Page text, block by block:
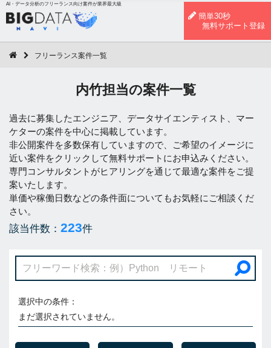
AI・データ分析のフリーランス向け案件が業界最大級
簡単30秒
無料サポート登録
フリーランス案件一覧
内竹担当の案件一覧
過去に募集したエンジニア、データサイエンティスト、マー
ケターの案件を中心に掲載しています。
非公開案件を多数保有していますので、ご希望のイメージに
近い案件をクリックして無料サポートにお申込みください。
専門コンサルタントがヒアリングを通じて最適な案件をご提
案いたします。
単価や稼働日数などの条件面についてもお気軽にご相談くだ
さい。
該当件数： 223件
選択中の条件：
まだ選択されていません。